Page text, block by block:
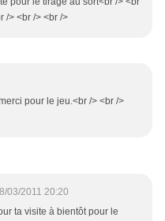
/> <br /> <br />
pour le jeu.<br /> <br />
03/2011 20:20
ta visite à bientôt pour le